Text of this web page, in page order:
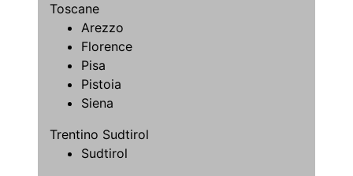
Toscane
Arezzo
Florence
Pisa
Pistoia
Siena
Trentino Sudtirol
Sudtirol